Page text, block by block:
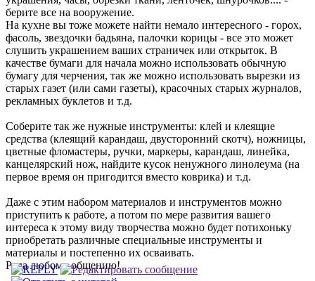
берите все на вооружение.
На кухне вы тоже можете найти немало интересного - горох,
фасоль, звездочки бадьяна, палочки корицы - все это может
слушить украшением ваших страничек или открыток. В
качестве бумаги для начала можно использовать обычную
бумагу для черчения, так же можно использовать вырезки из
старых газет (или сами газеты), красочных старых журналов,
рекламных буклетов и т.д.
Соберите так же нужные инструменты: клей и клеящие
средства (клеящий карандаш, двусторонний скотч), ножницы,
цветные фломастеры, ручки, маркеры, карандаш, линейка,
канцелярский нож, найдите кусок ненужного линолеума (на
первое время он пригодится вместо коврика) и т.д.
Даже с этим набором материалов и инструментов можно
приступить к работе, а потом по мере развития вашего
интереса к этому виду творчества можно будет потихоньку
приобретать различные специальные инструменты и
материалы и постепенно их осваивать.
Рада любому общению!